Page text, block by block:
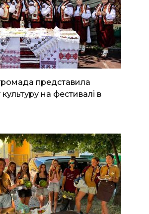
представила
культуру на фестивалі в